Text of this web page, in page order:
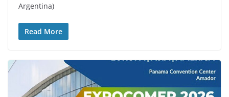
Argentina)
Read More